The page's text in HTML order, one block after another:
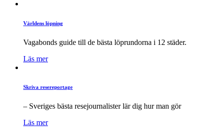
Världens löpning
Vagabonds guide till de bästa löprundorna i 12 städer.
Läs mer
Skriva resereportage
– Sveriges bästa resejournalister lär dig hur man gör
Läs mer